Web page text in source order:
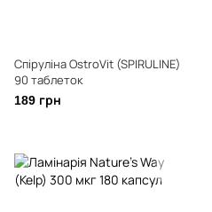
Спіруліна OstroVit (SPIRULINE)
90 таблеток
189 грн